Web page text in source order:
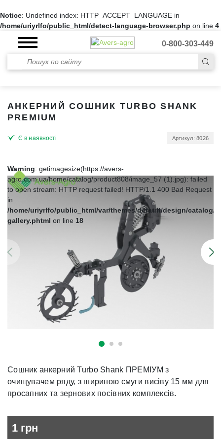
Notice: Undefined index: HTTP_ACCEPT_LANGUAGE in
/home/uriyrlfo/public_html/detect-language-browser.php on line 4
0-800-303-449
АНКЕРНИЙ СОШНИК TURBO SHANK
PREMIUM
Є в наявності Артикул: 8026
Warning: getimagesize(https://avers-
agro.com.ua/home/catalog/product808/image_57 (1).jpg): failed
to open stream: HTTP request failed! HTTP/1.1 400 Bad Request
in
/home/uriyrlfo/public_html/var/themes/default/design/catalog/
gallery.phtml on line 18
Сошник анкерний Turbo Shank ПРЕМІУМ з
очищувачем ряду, з шириною смуги висіву 15 мм для
просапних та зернових посівних комплексів.
1 грн